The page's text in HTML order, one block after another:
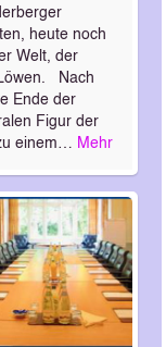
heute noch
Welt, der
Nach
Ende der
Figur der
einem… Mehr